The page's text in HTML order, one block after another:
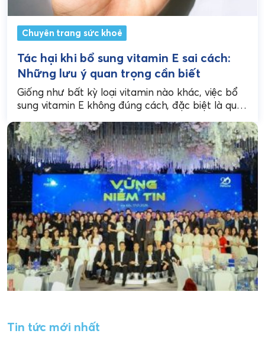
Chuyên trang sức khoẻ
Tác hại khi bổ sung vitamin E sai cách:
Những lưu ý quan trọng cần biết
Giống như bất kỳ loại vitamin nào khác, việc bổ
sung vitamin E không đúng cách, đặc biệt là quá
Tin tức mới nhất